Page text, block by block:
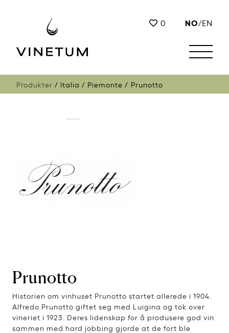
0 NO/EN
Produkter Italia Piemonte Prunotto
Prunotto
Historien om vinhuset Prunotto startet allerede i 1904.
Alfredo Prunotto giftet seg med Luigina og tok over
vineriet i 1923. Deres lidenskap for å produsere god vin
sammen med hard jobbing gjorde at de fort ble